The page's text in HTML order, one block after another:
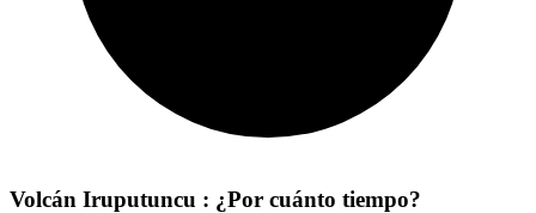
Volcán Iruputuncu : ¿Por cuánto tiempo?